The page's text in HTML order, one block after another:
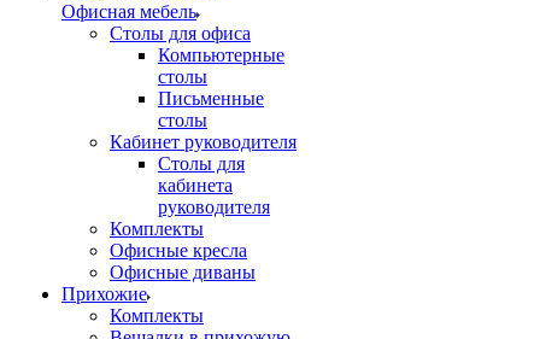
Офисная мебель
Столы для офиса
Компьютерные
столы
Письменные
столы
Кабинет руководителя
Столы для
кабинета
руководителя
Комплекты
Офисные кресла
Офисные диваны
Прихожие
Комплекты